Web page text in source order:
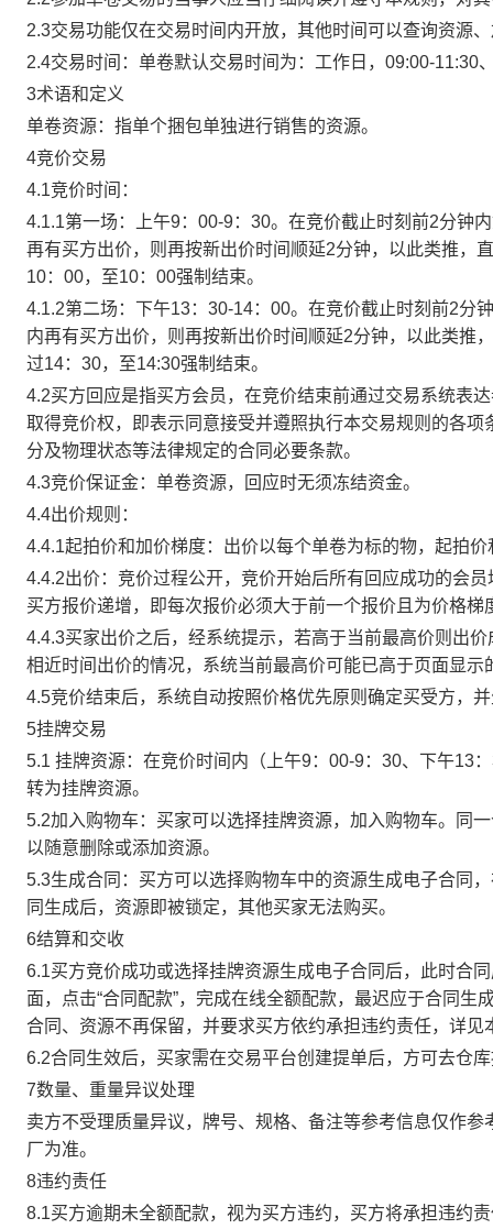
2.3交易功能仅在交易时间内开放，其他时间可以查询资源
2.4交易时间：单卷默认交易时间为：工作日，09:00-11:30
3术语和定义
单卷资源：指单个捆包单独进行销售的资源。
4竞价交易
4.1竞价时间：
4.1.1第一场：上午9：00-9：30。在竞价截止时刻前2分钟
再有买方出价，则再按新出价时间顺延2分钟，以此类推，
10：00，至10：00强制结束。
4.1.2第二场：下午13：30-14：00。在竞价截止时刻前2分
内再有买方出价，则再按新出价时间顺延2分钟，以此类推
过14：30，至14:30强制结束。
4.2买方回应是指买方会员，在竞价结束前通过交易系统表
取得竞价权，即表示同意接受并遵照执行本交易规则的各
分及物理状态等法律规定的合同必要条款。
4.3竞价保证金：单卷资源，回应时无须冻结资金。
4.4出价规则：
4.4.1起拍价和加价梯度：出价以每个单卷为标的物，起拍
4.4.2出价：竞价过程公开，竞价开始后所有回应成功的会
买方报价递增，即每次报价必须大于前一个报价且为价格
4.4.3买家出价之后，经系统提示，若高于当前最高价则出
相近时间出价的情况，系统当前最高价可能已高于页面显示
4.5竞价结束后，系统自动按照价格优先原则确定买受方，
5挂牌交易
5.1 挂牌资源：在竞价时间内（上午9：00-9：30、下午13
转为挂牌资源。
5.2加入购物车：买家可以选择挂牌资源，加入购物车。同
以随意删除或添加资源。
5.3生成合同：买方可以选择购物车中的资源生成电子合同
同生成后，资源即被锁定，其他买家无法购买。
6结算和交收
6.1买方竞价成功或选择挂牌资源生成电子合同后，此时合
面，点击“合同配款”，完成在线全额配款，最迟应于合同
合同、资源不再保留，并要求买方依约承担违约责任，详见
6.2合同生效后，买家需在交易平台创建提单后，方可去仓
7数量、重量异议处理
卖方不受理质量异议，牌号、规格、备注等参考信息仅作
厂为准。
8违约责任
8.1买方逾期未全额配款，视为买方违约，买方将承担违约